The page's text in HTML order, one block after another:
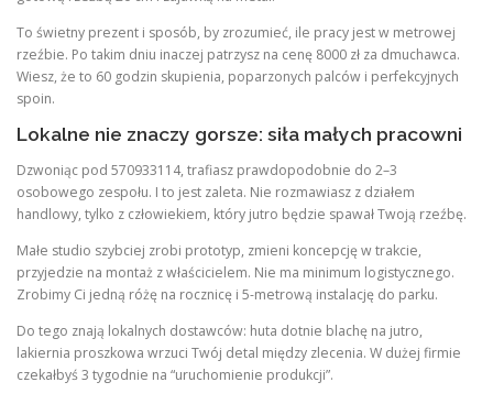
To świetny prezent i sposób, by zrozumieć, ile pracy jest w metrowej
rzeźbie. Po takim dniu inaczej patrzysz na cenę 8000 zł za dmuchawca.
Wiesz, że to 60 godzin skupienia, poparzonych palców i perfekcyjnych
spoin.
Lokalne nie znaczy gorsze: siła małych pracowni
Dzwoniąc pod 570933114, trafiasz prawdopodobnie do 2–3
osobowego zespołu. I to jest zaleta. Nie rozmawiasz z działem
handlowy, tylko z człowiekiem, który jutro będzie spawał Twoją rzeźbę.
Małe studio szybciej zrobi prototyp, zmieni koncepcję w trakcie,
przyjedzie na montaż z właścicielem. Nie ma minimum logistycznego.
Zrobimy Ci jedną różę na rocznicę i 5-metrową instalację do parku.
Do tego znają lokalnych dostawców: huta dotnie blachę na jutro,
lakiernia proszkowa wrzuci Twój detal między zlecenia. W dużej firmie
czekałbyś 3 tygodnie na “uruchomienie produkcji”.